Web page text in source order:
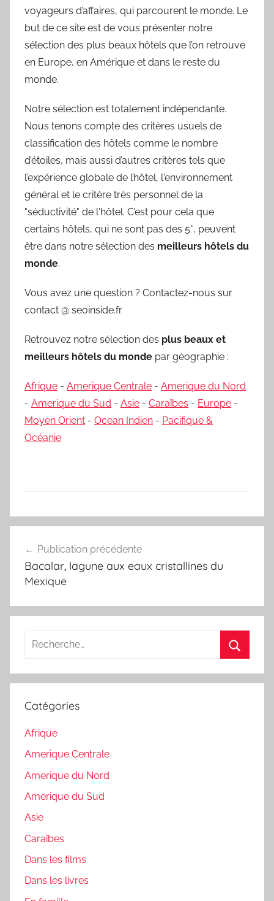
voyageurs d’affaires, qui parcourent le monde. Le
but de ce site est de vous présenter notre
sélection des plus beaux hôtels que l’on retrouve
en Europe, en Amérique et dans le reste du
monde.
Notre sélection est totalement indépendante.
Nous tenons compte des critères usuels de
classification des hôtels comme le nombre
d’étoiles, mais aussi d’autres critères tels que
l’expérience globale de l’hôtel, l'environnement
général et le critère très personnel de la
"séductivité" de l'hôtel. C’est pour cela que
certains hôtels, qui ne sont pas des 5*, peuvent
être dans notre sélection des meilleurs hôtels du
monde.
Vous avez une question ? Contactez-nous sur
contact @ seoinside.fr
Retrouvez notre sélection des plus beaux et
meilleurs hôtels du monde par géographie :
Afrique - Amerique Centrale - Amerique du Nord
- Amerique du Sud - Asie - Caraïbes - Europe -
Moyen Orient - Ocean Indien - Pacifique &
Océanie
de
l’article
Publication précédente
Bacalar, lagune aux eaux cristallines du
Mexique
Recherche
:
Catégories
Afrique
Amerique Centrale
Amerique du Nord
Amerique du Sud
Asie
Caraïbes
Dans les films
Dans les livres